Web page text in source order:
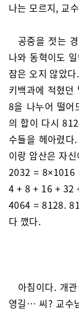
나는 모르지, 교
공중을 젓는
나와 동혁이도
잠은 오지 않았
키백과에 적혔
8을 나누어 떨어
의 합이 다시
수들을 헤아렸다
이랑 암산은 자
2032 =
4 + 8 + 16 + 32
4064 = 8128.
다 깼다.
아침이다. 개
영길… 씨? 교수